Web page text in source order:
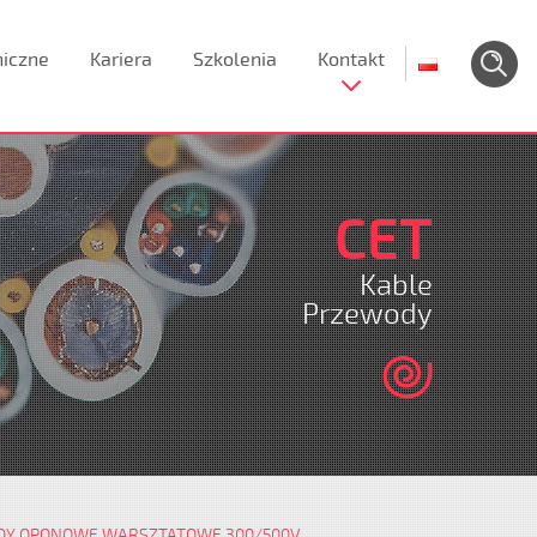
Kariera Szkolenia Kontakt
CET
Kable
Przewody